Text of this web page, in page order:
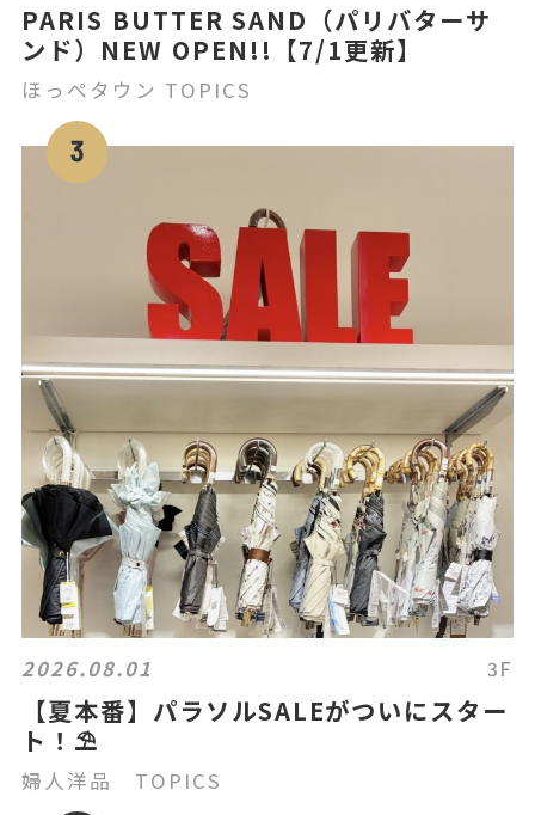
PARIS BUTTER SAND（パリバターサ
ンド）NEW OPEN!!【7/1更新】
ほっぺタウン TOPICS
2026.08.01 3F
【夏本番】パラソルSALEがついにスター
ト！⛱️
婦人洋品 TOPICS